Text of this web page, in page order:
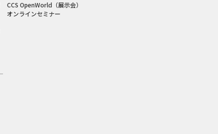
CCS OpenWorld（展示会）
オンラインセミナー